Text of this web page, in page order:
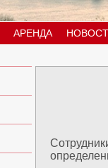
АРЕНДА